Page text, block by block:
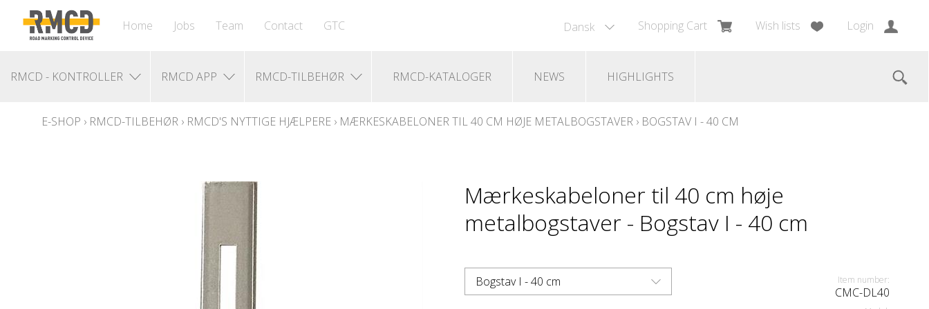
Dansk Shopping Cart Wish lists Login
Home Jobs Team Contact GTC
RMCD - KONTROLLER RMCD APP RMCD-TILBEHØR RMCD-KATALOGER NEWS HIGHLIGHTS
E-SHOP › RMCD-TILBEHØR › RMCD'S NYTTIGE HJÆLPERE › MÆRKESKABELONER TIL 40 CM HØJE METALBOGSTAVER › BOGSTAV I - 40 CM
Mærkeskabeloner til 40 cm høje
metalbogstaver - Bogstav I - 40 cm
Bogstav I - 40 cm Item number:
CMC-DL40